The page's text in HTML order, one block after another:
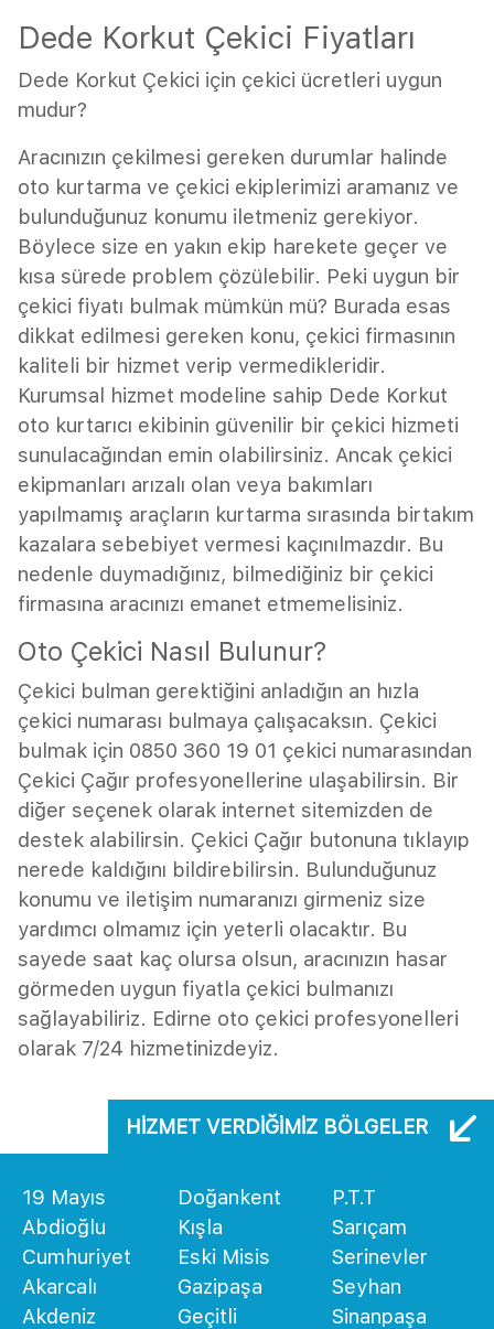
Dede Korkut Çekici Fiyatları
Dede Korkut Çekici için çekici ücretleri uygun
mudur?
Aracınızın çekilmesi gereken durumlar halinde
oto kurtarma ve çekici ekiplerimizi aramanız ve
bulunduğunuz konumu iletmeniz gerekiyor.
Böylece size en yakın ekip harekete geçer ve
kısa sürede problem çözülebilir. Peki uygun bir
çekici fiyatı bulmak mümkün mü? Burada esas
dikkat edilmesi gereken konu, çekici firmasının
kaliteli bir hizmet verip vermedikleridir.
Kurumsal hizmet modeline sahip Dede Korkut
oto kurtarıcı ekibinin güvenilir bir çekici hizmeti
sunulacağından emin olabilirsiniz. Ancak çekici
ekipmanları arızalı olan veya bakımları
yapılmamış araçların kurtarma sırasında birtakım
kazalara sebebiyet vermesi kaçınılmazdır. Bu
nedenle duymadığınız, bilmediğiniz bir çekici
firmasına aracınızı emanet etmemelisiniz.
Oto Çekici Nasıl Bulunur?
Çekici bulman gerektiğini anladığın an hızla
çekici numarası bulmaya çalışacaksın. Çekici
bulmak için 0850 360 19 01 çekici numarasından
Çekici Çağır profesyonellerine ulaşabilirsin. Bir
diğer seçenek olarak internet sitemizden de
destek alabilirsin. Çekici Çağır butonuna tıklayıp
nerede kaldığını bildirebilirsin. Bulunduğunuz
konumu ve iletişim numaranızı girmeniz size
yardımcı olmamız için yeterli olacaktır. Bu
sayede saat kaç olursa olsun, aracınızın hasar
görmeden uygun fiyatla çekici bulmanızı
sağlayabiliriz. Edirne oto çekici profesyonelleri
olarak 7/24 hizmetinizdeyiz.
HIZMET VERDIĞIMIZ BÖLGELER
19 Mayıs
Abdioğlu
Cumhuriyet
Akarcalı
Akdeniz
Doğankent
Kışla
Eski Misis
Gazipaşa
Geçitli
P.T.T
Sarıçam
Serinevler
Seyhan
Sinanpaşa